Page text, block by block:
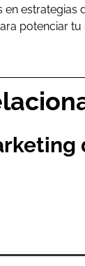
estrategias
potenciar tu